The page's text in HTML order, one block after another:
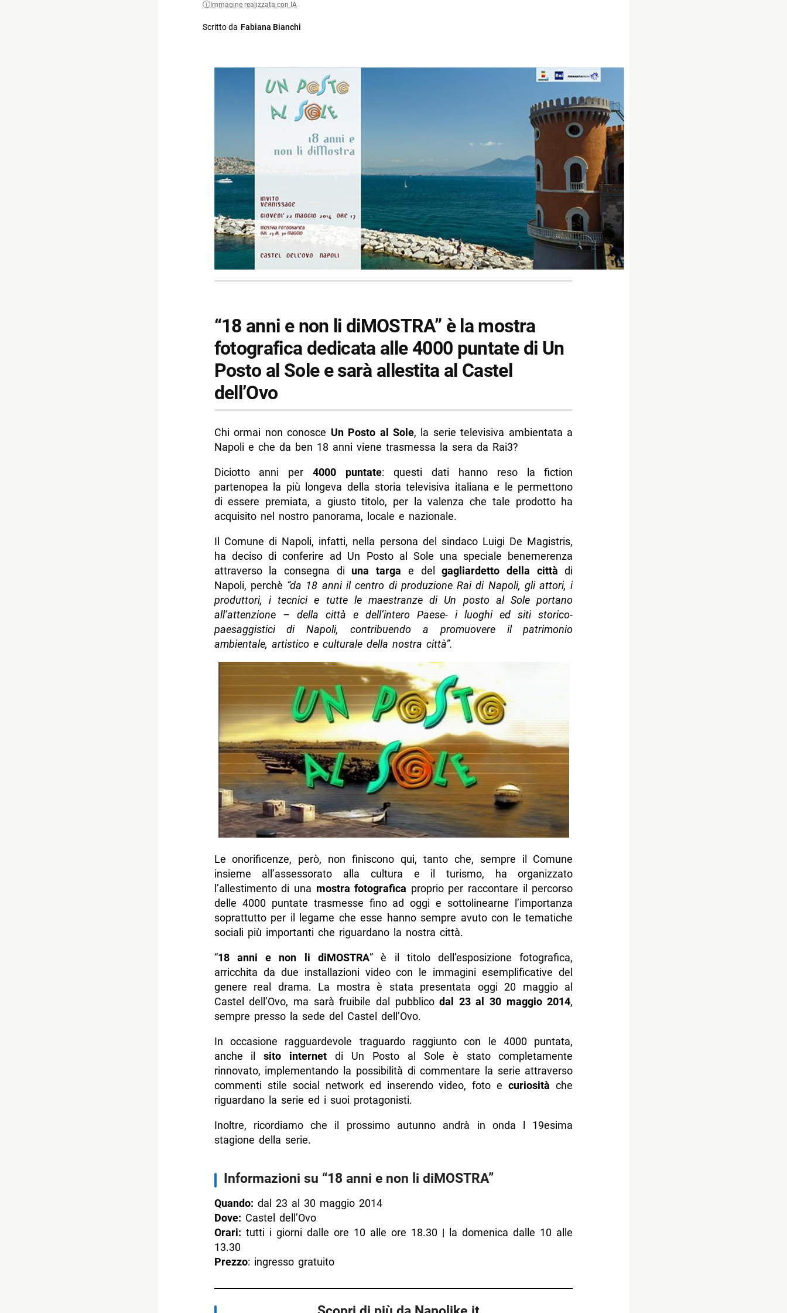
Immagine realizzata con IA
Scritto da Fabiana Bianchi
“18 anni e non li diMOSTRA” è la mostra
fotografica dedicata alle 4000 puntate di Un
Posto al Sole e sarà allestita al Castel
dell’Ovo
Chi ormai non conosce Un Posto al Sole, la serie televisiva ambientata a
Napoli e che da ben 18 anni viene trasmessa la sera da Rai3?
Diciotto anni per4000 puntate: questi dati hanno reso la fiction
partenopea la più longeva della storia televisiva italiana e le permettono
di essere premiata, a giusto titolo, per la valenza che tale prodotto ha
acquisito nel nostro panorama, locale e nazionale.
Il Comune di Napoli, infatti, nella persona del sindaco Luigi De Magistris,
ha deciso di conferire ad Un Posto al Sole una speciale benemerenza
attraverso la consegna di una targa e delgagliardetto della città di
Napoli, perchè “da 18 anni il centro di produzione Rai di Napoli, gli attori, i
produttori, i tecnici e tutte le maestranze di Un posto al Sole portano
all’attenzione – della città e dell’intero Paese- i luoghi ed siti storico-
paesaggistici di Napoli, contribuendo a promuovere il patrimonio
ambientale, artistico e culturale della nostra città”.
Le onorificenze, però, non finiscono qui, tanto che, sempre il Comune
insieme all’assessorato alla cultura e il turismo, ha organizzato
l’allestimento di una mostra fotografica proprio per raccontare il percorso
delle 4000 puntate trasmesse fino ad oggi e sottolinearne l’importanza
soprattutto per il legame che esse hanno sempre avuto con le tematiche
sociali più importanti che riguardano la nostra città.
“18 anni e non li diMOSTRA” è il titolo dell’esposizione fotografica,
arricchita da due installazioni video con le immagini esemplificative del
genere real drama. La mostra è stata presentata oggi 20 maggio al
Castel dell’Ovo, ma sarà fruibile dal pubblicodal 23 al 30 maggio 2014,
sempre presso la sede del Castel dell’Ovo.
In occasione ragguardevole traguardo raggiunto con le 4000 puntata,
anche il
sito internet di Un Posto al Sole è stato completamente
rinnovato, implementando la possibilità di commentare la serie attraverso
commenti stile social network ed inserendo video, foto ecuriosità che
riguardano la serie ed i suoi protagonisti.
Inoltre, ricordiamo che il prossimo autunno andrà in onda l 19esima
stagione della serie.
Informazioni su “18 anni e non li diMOSTRA”
Quando: dal 23 al 30 maggio 2014
Dove: Castel dell’Ovo
Orari: tutti i giorni dalle ore 10 alle ore 18.30 | la domenica dalle 10 alle
13.30
Prezzo: ingresso gratuito